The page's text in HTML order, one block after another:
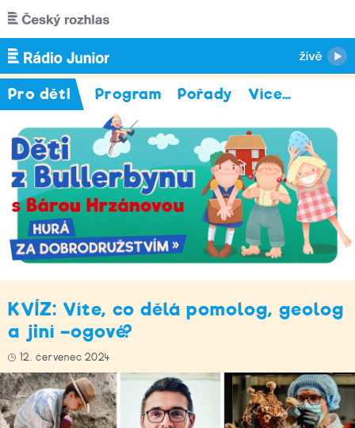
Přejít k hlavnímu obsahu
Pro děti Program Pořady Více…
KVÍZ: Víte, co dělá pomolog, geolog
a jiní –ogové?
12. červenec 2024